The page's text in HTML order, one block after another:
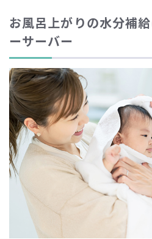
お風呂上がりの水分補
ーサーバー